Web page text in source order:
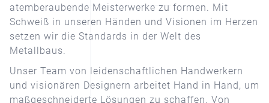
atemberaubende Meisterwerke zu formen. Mit
Schweiß in unseren Händen und Visionen im Herzen
setzen wir die Standards in der Welt des
Metallbaus.
Unser Team von leidenschaftlichen Handwerkern
und visionären Designern arbeitet Hand in Hand, um
maßgeschneiderte Lösungen zu schaffen. Von